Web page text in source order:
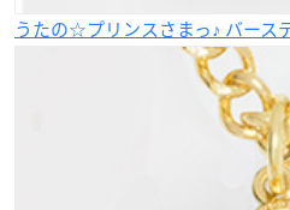
うたの☆プリンスさまっ♪ バース